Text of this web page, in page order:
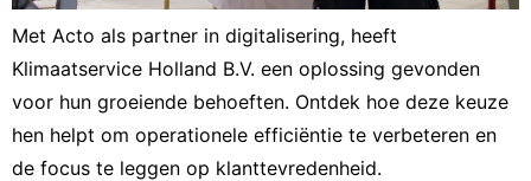
Met Acto als partner in digitalisering, heeft
Klimaatservice Holland B.V. een oplossing gevonden
voor hun groeiende behoeften. Ontdek hoe deze keuze
hen helpt om operationele efficiëntie te verbeteren en
de focus te leggen op klanttevredenheid.